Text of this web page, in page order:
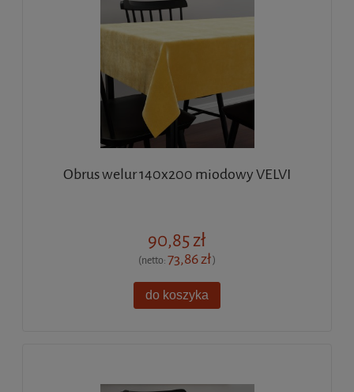
Obrus welur 140x200 miodowy VELVI
90,85 zł
(netto:73,86 zł)
do koszyka